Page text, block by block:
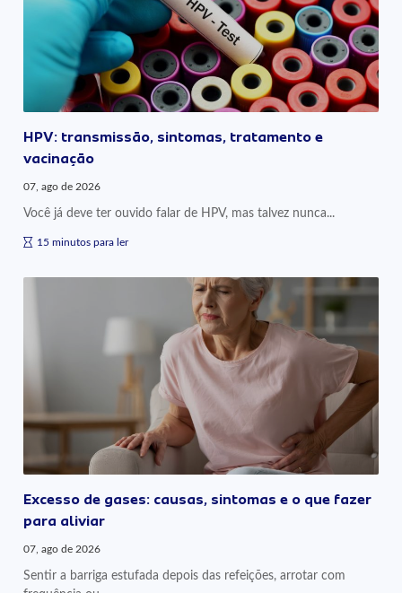
HPV: transmissão, sintomas, tratamento e
vacinação
07, ago de 2026
Você já deve ter ouvido falar de HPV, mas talvez nunca...
15 minutos para ler
Excesso de gases: causas, sintomas e o que fazer
para aliviar
07, ago de 2026
Sentir a barriga estufada depois das refeições, arrotar com